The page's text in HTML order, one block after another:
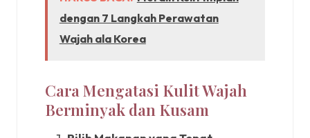
dengan 7 Langkah Perawatan
Wajah ala Korea
Cara Mengatasi Kulit Wajah
Berminyak dan Kusam